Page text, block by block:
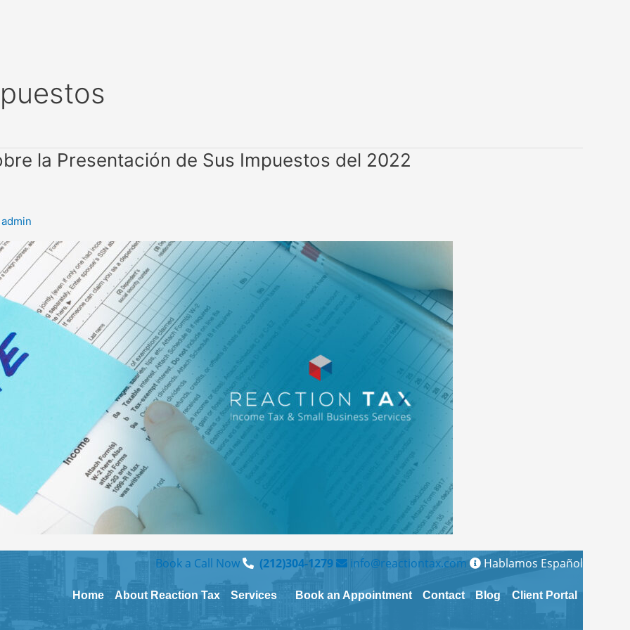
la Presentación de Sus Impuestos del 2022
admin
Book a Call Now (212)304-1279 info@reactiontax.com Hablamos Español
Home About Reaction Tax Services Book an Appointment Contact Blog Client Portal